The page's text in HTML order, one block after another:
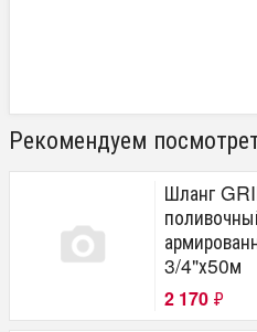
Рекомендуем
Шланг
3/4"х50м
2 170 ₽